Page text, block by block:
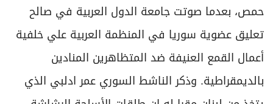
حمص، بعدما صوتت جامعة الدول العربية في صالح
تعليق عضوية سوريا في المنظمة العربية علي خلفية
أعمال القمع العنيفة ضد المتظاهرين المنادين
بالديمقراطية. وذكر الناشط السوري عمر ادلبي الذي